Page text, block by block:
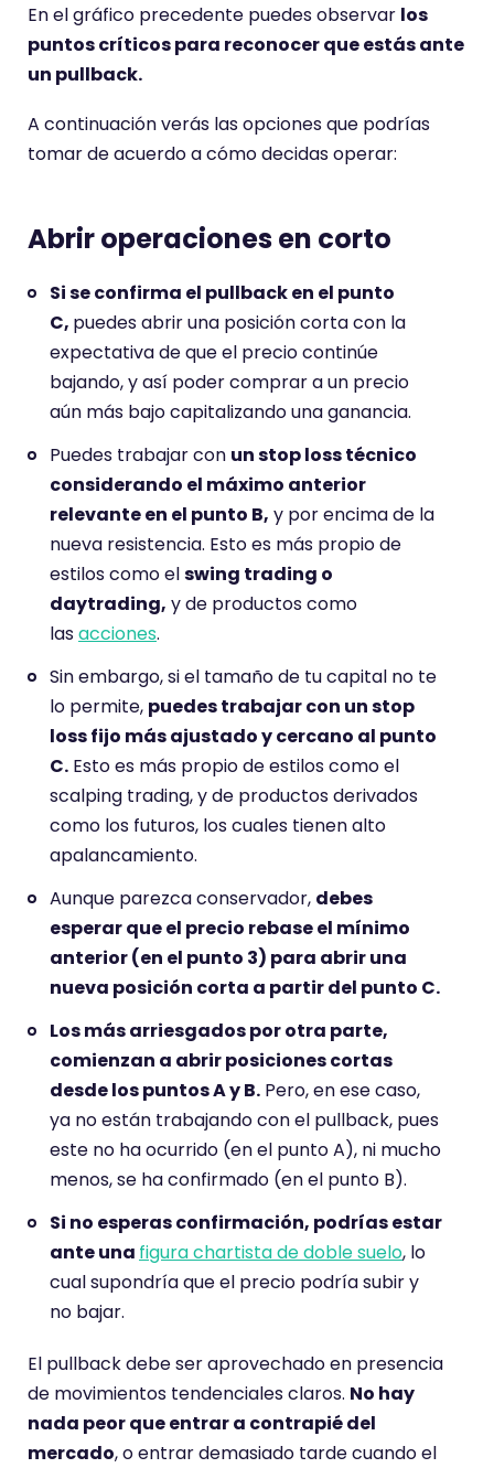
En el gráfico precedente puedes observar los
puntos críticos para reconocer que estás ante
un pullback.
A continuación verás las opciones que podrías
tomar de acuerdo a cómo decidas operar:
Abrir operaciones en corto
Si se confirma el pullback en el punto
C, puedes abrir una posición corta con la
expectativa de que el precio continúe
bajando, y así poder comprar a un precio
aún más bajo capitalizando una ganancia.
Puedes trabajar con un stop loss técnico
considerando el máximo anterior
relevante en el punto B, y por encima de la
nueva resistencia. Esto es más propio de
estilos como elswing trading o
daytrading, y de productos como
lasacciones.
Sin embargo, si el tamaño de tu capital no te
lo permite, puedes trabajar con un stop
loss fijo más ajustado y cercano al punto
C. Esto es más propio de estilos como el
scalping trading, y de productos derivados
como los futuros, los cuales tienen alto
apalancamiento.
Aunque parezca conservador, debes
esperar que el precio rebase el mínimo
anterior (en el punto 3) para abrir una
nueva posición corta a partir del punto C.
Los más arriesgados por otra parte,
comienzan a abrir posiciones cortas
desde los puntos A y B. Pero, en ese caso,
ya no están trabajando con el pullback, pues
este no ha ocurrido (en el punto A), ni mucho
menos, se ha confirmado (en el punto B).
Si no esperas confirmación, podrías estar
ante una figura chartista de doble suelo, lo
cual supondría que el precio podría subir y
no bajar.
El pullback debe ser aprovechado en presencia
de movimientos tendenciales claros. No hay
nada peor que entrar a contrapié del
mercado, o entrar demasiado tarde cuando el